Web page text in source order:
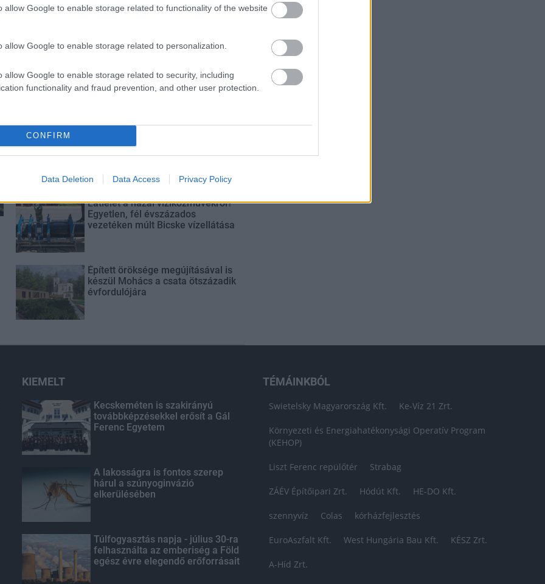
allow Google to enable storage related to functionality of the website
allow Google to enable storage related to personalization.
allow Google to enable storage related to security, including
functionality and fraud prevention, and other user protection.
CONFIRM
Data Deletion Data Access Privacy Policy
Paks II.: Mit jelent az 5. blokk új
mérföldköve a felülvizsgálat
árnyékában?
közelében lévő logisztikai bázis út-
és közműhálózatának fejlesztése
Látlelet a hazai víziközművekről?
Egyetlen, fél évszázados
vezetéken múlt Bicske vízellátása
Épített öröksége megújításával is
készül Mohács a csata ötszázadik
évfordulójára
KIEMELT
Kecskeméten is szakirányú
továbbképzésekkel erősít a Gál
Ferenc Egyetem
A lakosságra is fontos szerep
hárul a szúnyoginvázió
elkerülésében
Túlfogyasztás napja - július 30-ra
felhasználta az emberiség a Föld
egész évre elegendő erőforrásait
TÉMÁINKBÓL
Swietelsky Magyarország Kft. Ke-Víz 21 Zrt.
Környezeti és Energiahatékonysági Operatív Program
(KEHOP)
Liszt Ferenc repülőtér Strabag
ZÁÉV Építőipari Zrt. Hódút Kft. HE-DO Kft.
szennyvíz Colas kórházfejlesztés
EuroAszfalt Kft. West Hungária Bau Kft. KÉSZ Zrt.
A-Híd Zrt.